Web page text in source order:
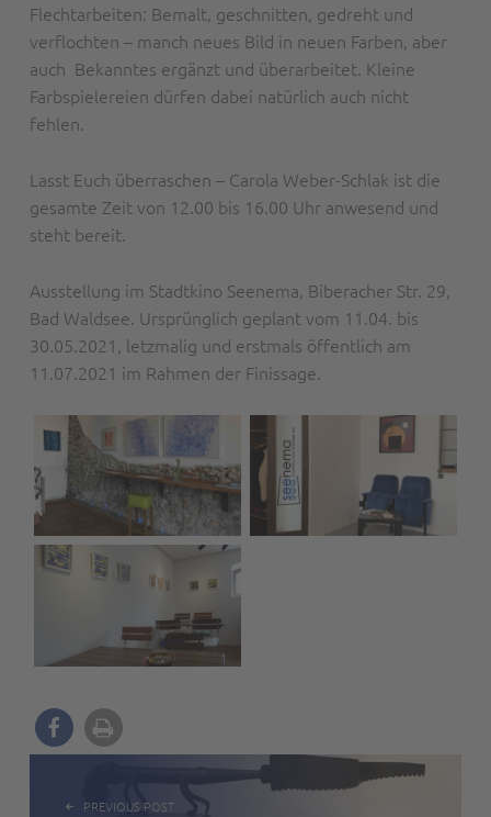
Flechtarbeiten: Bemalt, geschnitten, gedreht und
verflochten – manch neues Bild in neuen Farben, aber
auch Bekanntes ergänzt und überarbeitet. Kleine
Farbspielereien dürfen dabei natürlich auch nicht
fehlen.
Lasst Euch überraschen – Carola Weber-Schlak ist die
gesamte Zeit von 12.00 bis 16.00 Uhr anwesend und
steht bereit.
Ausstellung im Stadtkino Seenema, Biberacher Str. 29,
Bad Waldsee. Ursprünglich geplant vom 11.04. bis
30.05.2021, letzmalig und erstmals öffentlich am
11.07.2021 im Rahmen der Finissage.
BEITRAGSNAVIGATION
PREVIOUS POST